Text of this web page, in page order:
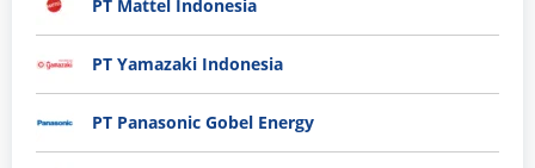
PT Mattel Indonesia
PT Yamazaki Indonesia
PT Panasonic Gobel Energy